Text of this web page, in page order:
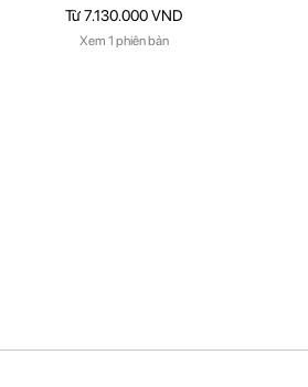
Từ 7.130.000 VND
Xem 1 phiên bản